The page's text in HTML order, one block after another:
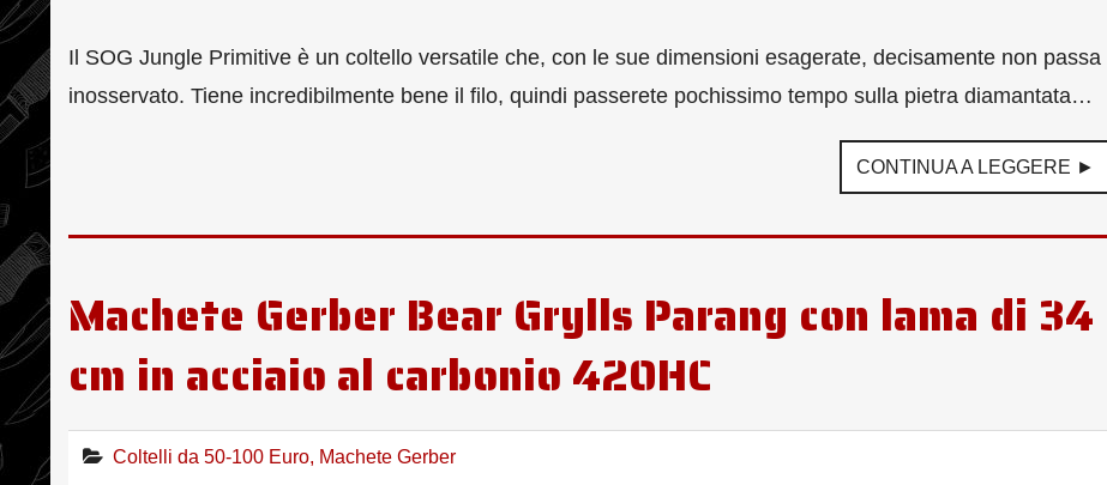
Il SOG Jungle Primitive è un coltello versatile che, con le sue dimensioni esagerate, decisamente non passa
inosservato. Tiene incredibilmente bene il filo, quindi passerete pochissimo tempo sulla pietra diamantata…
CONTINUA A LEGGERE ►
Machete Gerber Bear Grylls Parang con lama di 34
cm in acciaio al carbonio 420HC
Coltelli da 50-100 Euro, Machete Gerber